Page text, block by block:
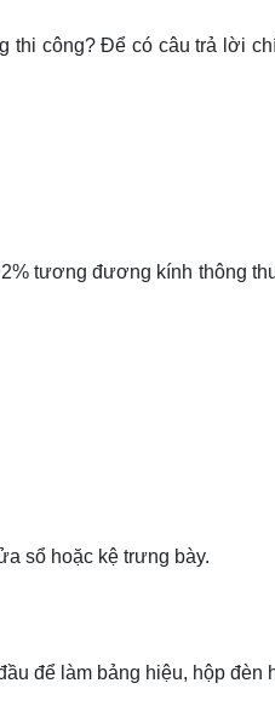
công? Để có câu trả lời
tương đương kính thông
sổ hoặc kệ trưng bày.
để làm bảng hiệu, hộp đèn